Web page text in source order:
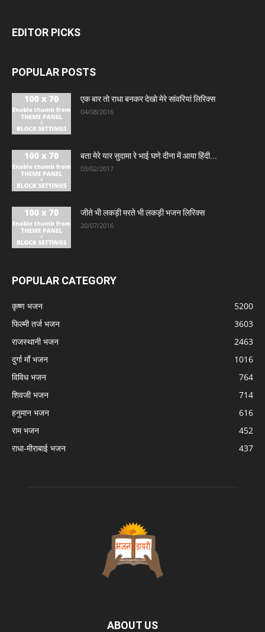
EDITOR PICKS
POPULAR POSTS
एक बार तो राधा बनकर देखो मेरे सांवरियां लिरिक्स
04/08/2016
बता मेरे यार सुदामा रे भाई घणे दीना में आया हिंदी...
03/02/2017
जीते भी लकड़ी मरते भी लकड़ी भजन लिरिक्स
20/07/2016
POPULAR CATEGORY
कृष्ण भजन
5200
फिल्मी तर्ज भजन
3603
राजस्थानी भजन
2463
दुर्गा माँ भजन
1016
विविध भजन
764
शिवजी भजन
714
हनुमान भजन
616
राम भजन
452
राधा-मीराबाई भजन
437
ABOUT US